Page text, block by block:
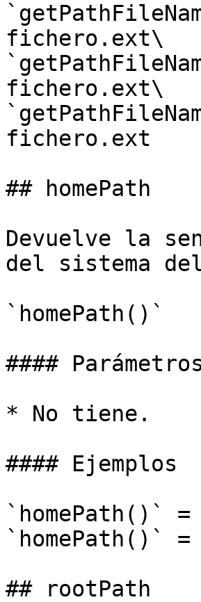
fichero.ext\
fichero.ext\
fichero.ext
## homePath
Devuelve la
del sistema
`homePath()`
#### Parámetros
* No tiene.
#### Ejemplos
`homePath()`
`homePath()`
## rootPath